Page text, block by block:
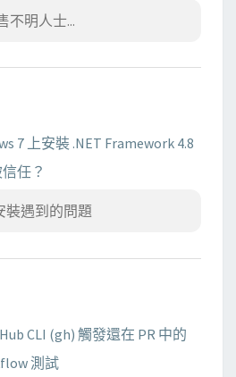
不明人士...
7 上安裝 .NET Framework 4.8
任？
裝遇到的問題
CLI (gh) 觸發還在 PR 中的
測試